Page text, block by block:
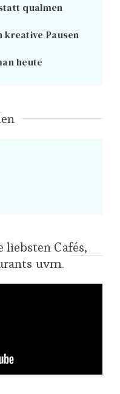
qualmen
kreative Pausen
heute
liebsten Cafés,
uvm.